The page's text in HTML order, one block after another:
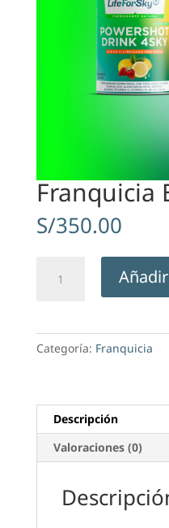
Franquicia
S/350.00
Ejecutivo
Categoría: Franquicia
Descripción
Valoraciones (0)